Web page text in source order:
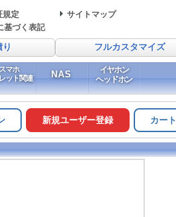
規定
サイトマップ
基づく表記
り フルカスタマイズ
スマホ
ット関連
NAS
イヤホン
ヘッドホン
新規ユーザー登録 カート